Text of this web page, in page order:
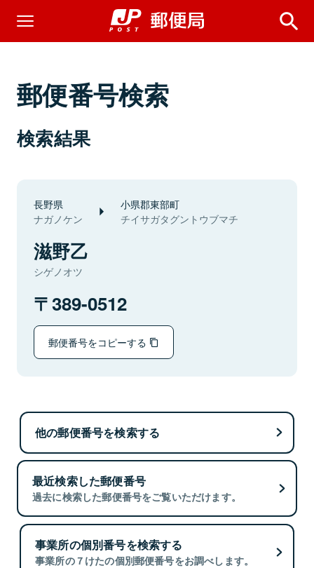
郵便番号検索
検索結果
長野県
ナガノケン
小県郡東部町
チイサガタグントウブマチ
滋野乙
シゲノオツ
389-0512
郵便番号をコピーする
他の郵便番号を検索する
最近検索した郵便番号
過去に検索した郵便番号をご覧いただけます。
事業所の個別番号を検索する
事業所の７けたの個別郵便番号をお調べします。